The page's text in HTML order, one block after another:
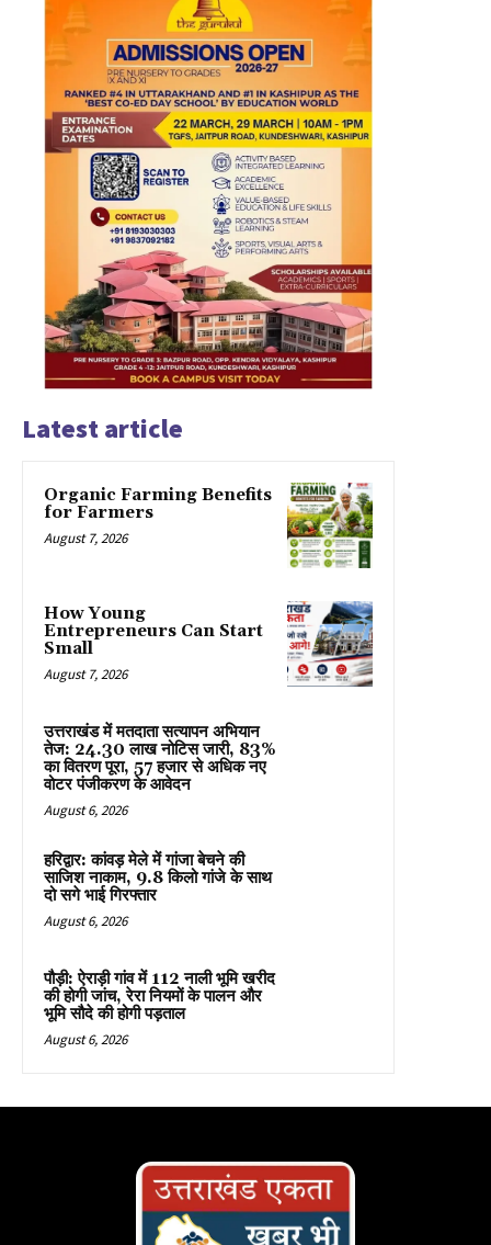
Latest article
Organic Farming Benefits
for Farmers
August 7, 2026
How Young
Entrepreneurs Can Start
Small
August 7, 2026
उत्तराखंड में मतदाता सत्यापन अभियान
तेज: 24.30 लाख नोटिस जारी, 83%
का वितरण पूरा, 57 हजार से अधिक नए
वोटर पंजीकरण के आवेदन
August 6, 2026
हरिद्वार: कांवड़ मेले में गांजा बेचने की
साजिश नाकाम, 9.8 किलो गांजे के साथ
दो सगे भाई गिरफ्तार
August 6, 2026
पौड़ी: ऐराड़ी गांव में 112 नाली भूमि खरीद
की होगी जांच, रेरा नियमों के पालन और
भूमि सौदे की होगी पड़ताल
August 6, 2026